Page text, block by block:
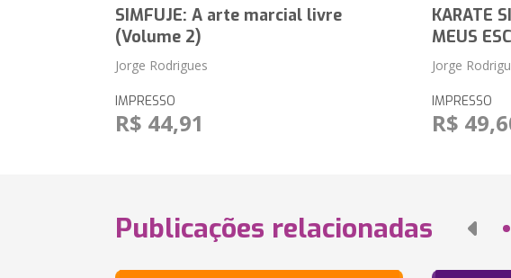
SIMFUJE: A arte marcial livre
(Volume 2)
Jorge Rodrigues
IMPRESSO
R$ 44,91
KARATE
MEUS
Jorge
IMPRESSO
R$
Publicações relacionadas